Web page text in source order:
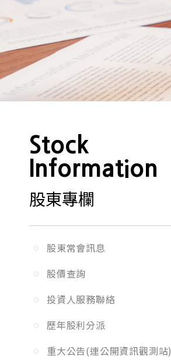
Stock
Information
股東專欄
股東常會訊息
股價查詢
投資人服務聯絡
歷年股利分派
重大公告(連公開資訊觀測站)